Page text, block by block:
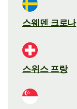
스웨덴 크로나
스위스 프랑